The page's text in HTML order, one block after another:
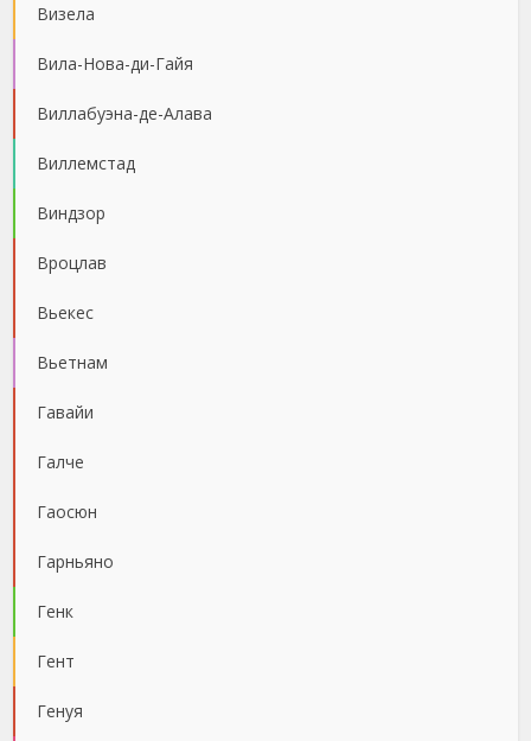
Визела
Вила-Нова-ди-Гайя
Виллабуэна-де-Алава
Виллемстад
Виндзор
Вроцлав
Вьекес
Вьетнам
Гавайи
Галче
Гаосюн
Гарньяно
Генк
Гент
Генуя